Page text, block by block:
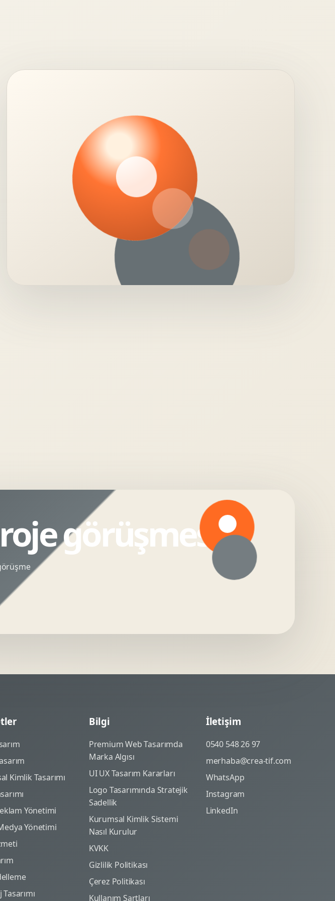
görüşmesi
Kimlik Tasarımı
Yönetimi
Yönetimi
Bilgi
Premium Web Tasarımda
Marka Algısı
UI UX Tasarım Kararları
Logo Tasarımında Stratejik
Sadellik
Kurumsal Kimlik Sistemi
Nasıl Kurulur
KVKK
Gizlilik Politikası
Çerez Politikası
Kullanım Şartları
İletişim
0540 548 26 97
merhaba@crea-tif.com
WhatsApp
Instagram
LinkedIn